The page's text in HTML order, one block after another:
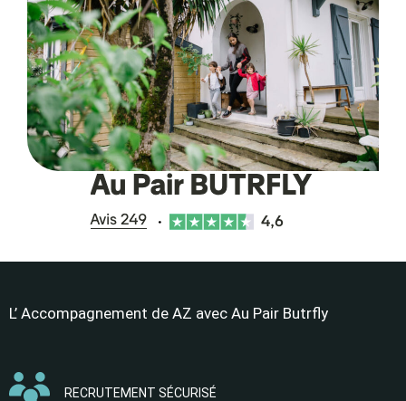
L’ Accompagnement de AZ avec Au Pair Butrfly
RECRUTEMENT SÉCURISÉ